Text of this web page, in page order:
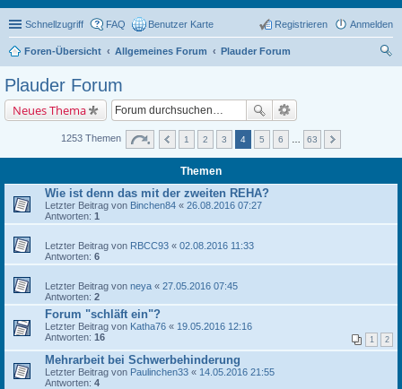
Schnellzugriff FAQ Benutzer Karte Anmelden
Registrieren
Foren-Übersicht Allgemeines Forum
Plauder Forum
Plauder Forum
Neues Thema
1253 Themen 1 2 3 4 5 6 63
Themen
Wie ist denn das mit der zweiten REHA?
Letzter Beitrag von Binchen84 « 26.08.2016 07:27
Antworten: 1
Letzter Beitrag von RBCC93 « 02.08.2016 11:33
Antworten: 6
Letzter Beitrag von neya « 27.05.2016 07:45
Antworten: 2
Forum "schläft ein"?
Letzter Beitrag von Katha76 « 19.05.2016 12:16
Antworten: 16 1 2
Mehrarbeit bei Schwerbehinderung
Letzter Beitrag von Paulinchen33 « 14.05.2016 21:55
Antworten: 4